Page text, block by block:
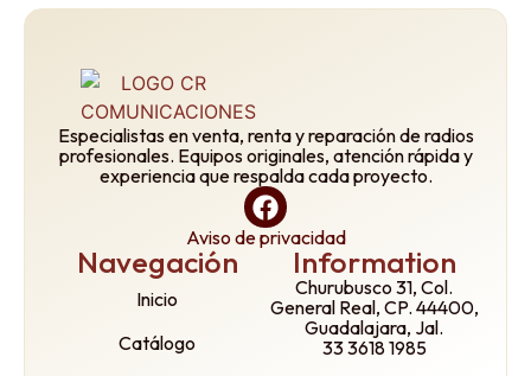
Especialistas en venta, renta y reparación de radios
profesionales. Equipos originales, atención rápida y
experiencia que respalda cada proyecto.
Aviso de privacidad
Navegación
Inicio
Catálogo
Information
Churubusco 31, Col.
General Real, CP. 44400,
Guadalajara, Jal.
33 3618 1985